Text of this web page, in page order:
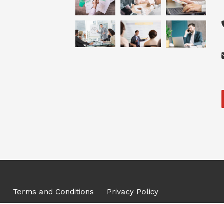
Terms and Conditions Privacy Policy